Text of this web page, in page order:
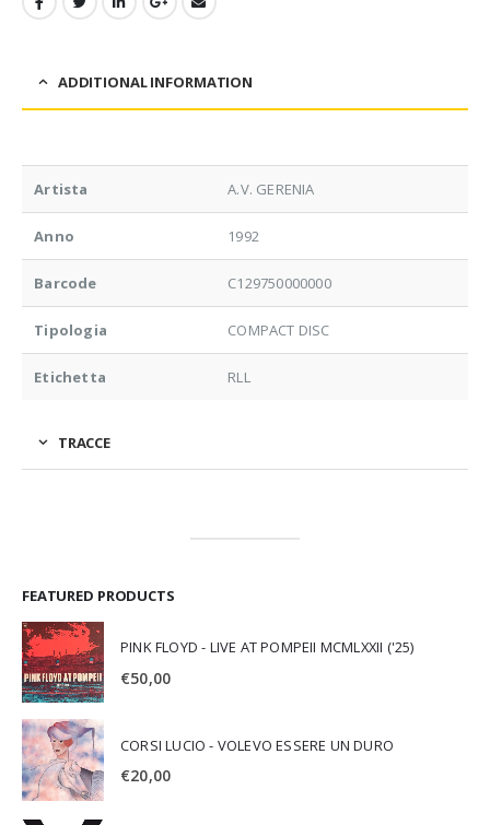
ADDITIONAL INFORMATION
Artista A.V. GERENIA
Anno 1992
Barcode C129750000000
Tipologia COMPACT DISC
Etichetta RLL
TRACCE
FEATURED PRODUCTS
PINK FLOYD - LIVE AT POMPEII MCMLXXII ('25)
€50,00
CORSI LUCIO - VOLEVO ESSERE UN DURO
€20,00